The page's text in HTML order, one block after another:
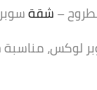
–شقة
لوكس، مناسبة